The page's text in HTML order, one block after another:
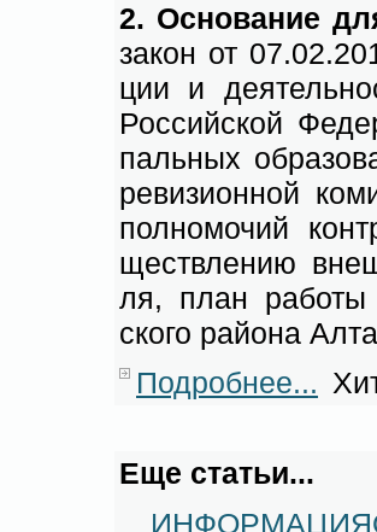
2. Ос­но­ва­ние
за­кон от
ции и
Рос­сий­ской
паль­ных
ре­ви­зи­он­ной
пол­но­мо­чий
ществ­ле­нию
ля, план ра­бо­ты
ско­го рай­о­на
Подробнее...
Еще статьи...